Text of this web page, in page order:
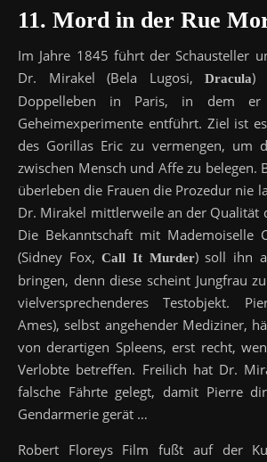
11. Mord in der Rue
Im Jahre 1845 führt der Schausteller
Dr. Mirakel (Bela Lugosi,
Dracula)
Doppelleben in Paris, in dem er
Geheimexperimente entführt. Ziel ist
des Gorillas Eric zu vermengen, um
zwischen Mensch und Affe zu belegen.
überleben die Frauen die Prozedur nie
Dr. Mirakel mittlerweile an der Qualität
Die Bekanntschaft mit Mademoiselle
(Sidney Fox,Call It Murder) soll ihn
bringen, denn diese scheint Jungfrau
vielversprechenderes Testobjekt.
Ames), selbst angehender Mediziner,
von derartigen Spleens, erst recht,
Verlobte betreffen. Freilich hat Dr.
falsche Fährte gelegt, damit Pierre
Gendarmerie gerät …
Robert Floreys Film fußt auf der